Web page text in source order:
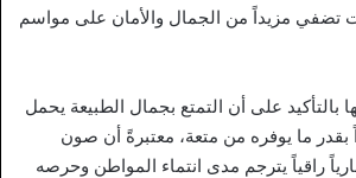
تضفي مزيداً من الجمال والأمان على مواسم
بالتأكيد على أن التمتع بجمال الطبيعة يحمل
بقدر ما يوفره من متعة، معتبرةً أن صون
راقياً يترجم مدى انتماء المواطن وحرصه